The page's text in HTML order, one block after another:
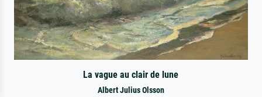
La vague au clair de lune
Albert Julius Olsson